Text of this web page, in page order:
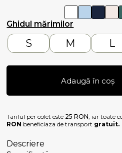
Ghidul mărimilor
S M L
Adaugă în coș
Tariful per colet este 25 RON, iar toate
RON beneficiaza de transport gratuit.
Descriere